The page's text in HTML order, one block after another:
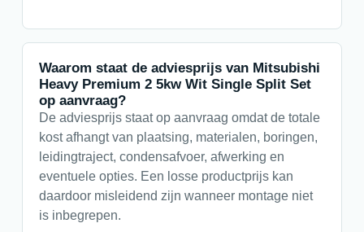
Waarom staat de adviesprijs van Mitsubishi
Heavy Premium 2 5kw Wit Single Split Set
op aanvraag?
De adviesprijs staat op aanvraag omdat de totale
kost afhangt van plaatsing, materialen, boringen,
leidingtraject, condensafvoer, afwerking en
eventuele opties. Een losse productprijs kan
daardoor misleidend zijn wanneer montage niet
is inbegrepen.